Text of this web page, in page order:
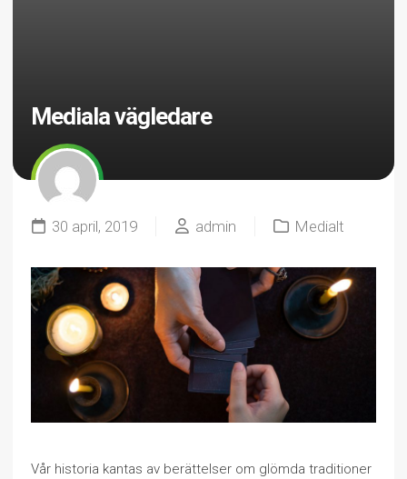
Mediala vägledare
30 april, 2019 admin Medialt
Vår historia kantas av berättelser om glömda traditioner